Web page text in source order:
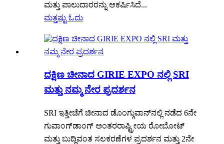
ಮತ್ತು ಪಾಲುದಾರರನ್ನು ಆಕರ್ಷಿಸಿದೆ...
ಮತ್ತಷ್ಟು ಓದು
ದಕ್ಷಿಣ ಚೀನಾದ GIRIE EXPO ನಲ್ಲಿ SRI
ಮತ್ತು ನಮ್ಮ ನೇರ ಪ್ರದರ್ಶನ
SRI ಇತ್ತೀಚೆಗೆ ಚೀನಾದ ಡೊಂಗ್ಗುವಾನ್‌ನಲ್ಲಿ ನಡೆದ 6ನೇ
ಗುವಾಂಗ್‌ಡಾಂಗ್ ಅಂತರರಾಷ್ಟ್ರೀಯ ರೋಬೋಟ್
ಮತ್ತು ಬುದ್ಧಿವಂತ ಸಲಕರಣೆಗಳ ಪ್ರದರ್ಶನ ಮತ್ತು 2ನೇ